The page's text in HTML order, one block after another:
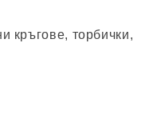
кръгове, торбички,